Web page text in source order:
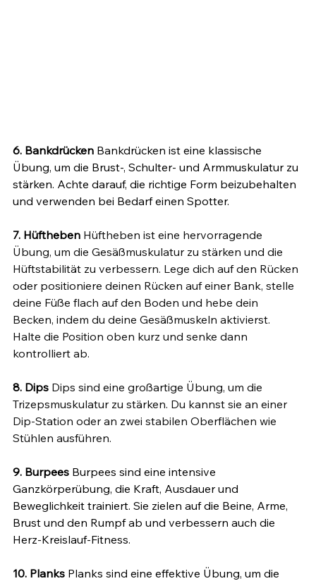
6. Bankdrücken Bankdrücken ist eine klassische
Übung, um die Brust-, Schulter- und Armmuskulatur zu
stärken. Achte darauf, die richtige Form beizubehalten
und verwenden bei Bedarf einen Spotter.
7. Hüftheben Hüftheben ist eine hervorragende
Übung, um die Gesäßmuskulatur zu stärken und die
Hüftstabilität zu verbessern. Lege dich auf den Rücken
oder positioniere deinen Rücken auf einer Bank, stelle
deine Füße flach auf den Boden und hebe dein
Becken, indem du deine Gesäßmuskeln aktivierst.
Halte die Position oben kurz und senke dann
kontrolliert ab.
8. Dips Dips sind eine großartige Übung, um die
Trizepsmuskulatur zu stärken. Du kannst sie an einer
Dip-Station oder an zwei stabilen Oberflächen wie
Stühlen ausführen.
9. Burpees Burpees sind eine intensive
Ganzkörperübung, die Kraft, Ausdauer und
Beweglichkeit trainiert. Sie zielen auf die Beine, Arme,
Brust und den Rumpf ab und verbessern auch die
Herz-Kreislauf-Fitness.
10. Planks Planks sind eine effektive Übung, um die